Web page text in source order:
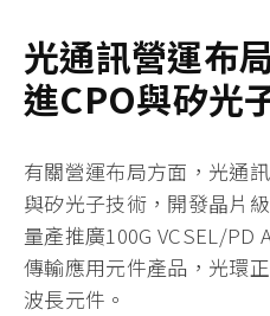
光通訊營運布
進CPO與矽光
有關營運布局方面，光通
與矽光子技術，開發晶片
量產推廣100G VCSEL/PD
傳輸應用元件產品，光環
波長元件。